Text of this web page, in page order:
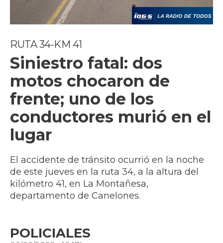
RUTA 34-KM 41
Siniestro fatal: dos
motos chocaron de
frente; uno de los
conductores murió en el
lugar
El accidente de tránsito ocurrió en la noche
de este jueves en la ruta 34, a la altura del
kilómetro 41, en La Montañesa,
departamento de Canelones.
POLICIALES